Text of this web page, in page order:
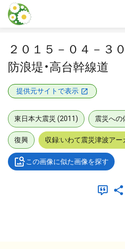
本文に飛ぶ
２０１５－０４－３０
防浪堤・高台幹線道
提供元サイトで表示
東日本大震災 (2011) 震災への
復興 収録:いわて震災津波アー
この画像に似た画像を探す